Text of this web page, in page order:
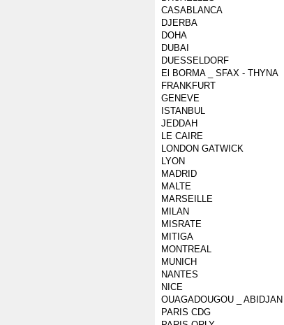
CASABLANCA
DJERBA
DOHA
DUBAI
DUESSELDORF
El BORMA _ SFAX - THYNA
FRANKFURT
GENEVE
ISTANBUL
JEDDAH
LE CAIRE
LONDON GATWICK
LYON
MADRID
MALTE
MARSEILLE
MILAN
MISRATE
MITIGA
MONTREAL
MUNICH
NANTES
NICE
OUAGADOUGOU _ ABIDJAN
PARIS CDG